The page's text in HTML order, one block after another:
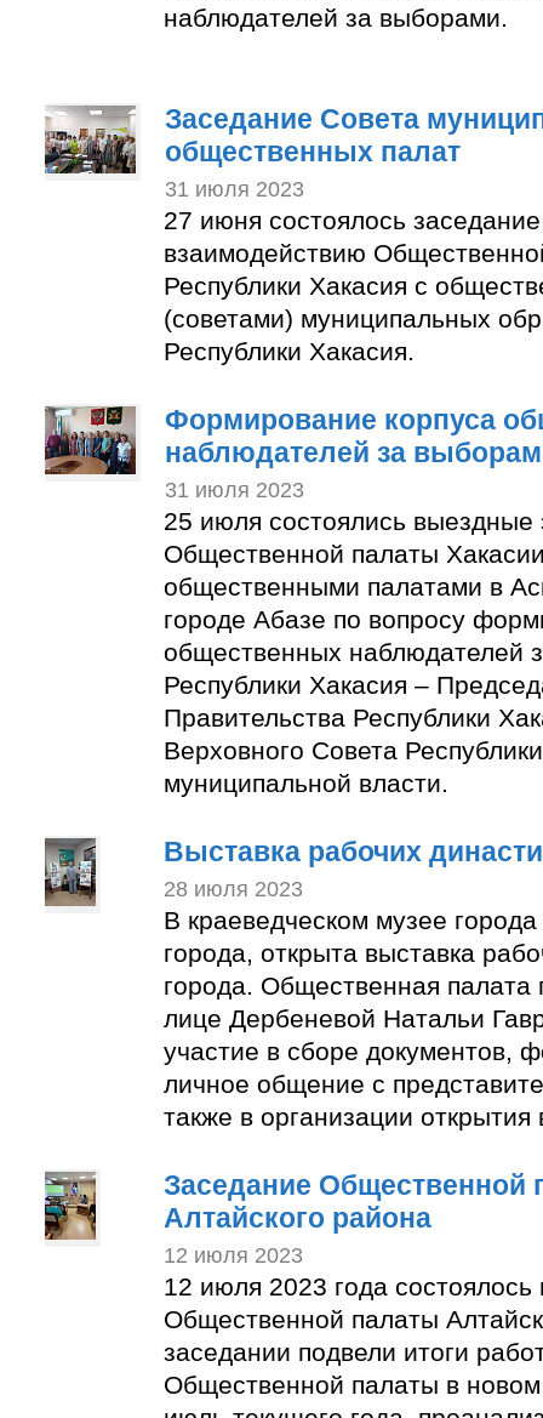
наблюдателей за выборами.
Заседание Совета
общественных палат
31 июля 2023
27 июня состоялось
взаимодействию
Республики Хакасия с
(советами) муниципальных
Республики Хакасия.
Формирование корпуса
наблюдателей за
31 июля 2023
25 июля состоялись выездные
Общественной палаты
общественными палатами в
городе Абазе по вопросу
общественных наблюдателей
Республики Хакасия –
Правительства Республики
Верховного Совета
муниципальной власти.
Выставка рабочих
28 июля 2023
В краеведческом музее
города, открыта выставка
города. Общественная палата
лице Дербеневой Натальи
участие в сборе документов,
личное общение с
также в организации открытия
Заседание Общественной
Алтайского района
12 июля 2023
12 июля 2023 года состоялось
Общественной палаты
заседании подвели итоги
Общественной палаты в